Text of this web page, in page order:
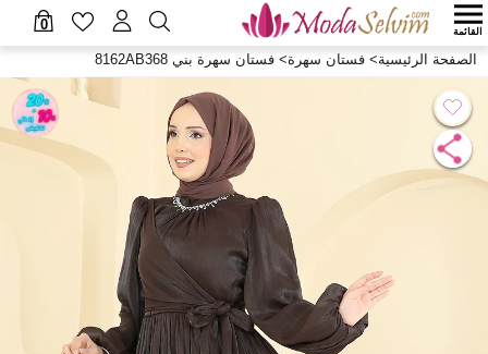
0 القائمة
الصفحة الرئيسية> فستان سهرة> فستان سهرة بني 8162AB368